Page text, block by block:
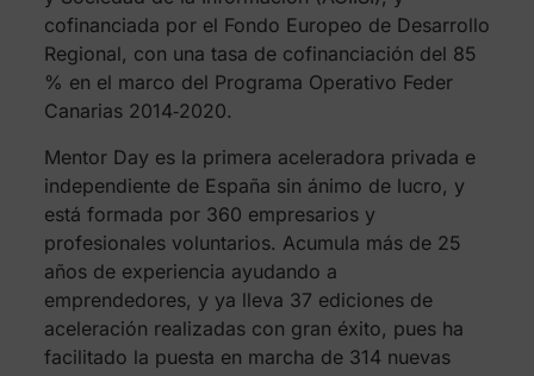
cofinanciada por el Fondo Europeo de Desarrollo
Regional, con una tasa de cofinanciación del 85
% en el marco del Programa Operativo Feder
Canarias 2014‐2020.
Mentor Day es la primera aceleradora privada e
independiente de España sin ánimo de lucro, y
está formada por 360 empresarios y
profesionales voluntarios. Acumula más de 25
años de experiencia ayudando a
emprendedores, y ya lleva 37 ediciones de
aceleración realizadas con gran éxito, pues ha
facilitado la puesta en marcha de 314 nuevas